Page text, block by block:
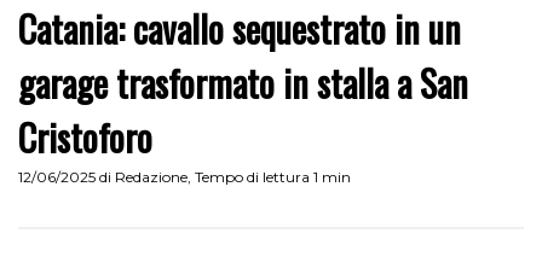
Catania: cavallo sequestrato in un
garage trasformato in stalla a San
Cristoforo
12/06/2025 di Redazione, Tempo di lettura 1 min